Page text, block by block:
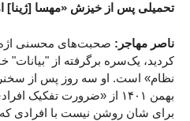
تحمیلی پس از خیزش «مهسا [ژینا]
ناصر مهاجر: صحبت‌های محسنی
کردید، یک‌سره برگرفته از "بیانات"
بهمن ۱۴۰۱ از «ضرورت
برای شان روشن نیست با افرادی